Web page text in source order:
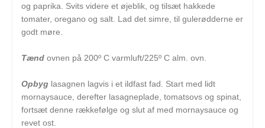
og paprika. Svits videre et øjeblik, og tilsæt hakkede
tomater, oregano og salt. Lad det simre, til gulerødderne er
godt møre.
Tænd ovnen på 200º C varmluft/225º C alm. ovn.
Opbyg lasagnen lagvis i et ildfast fad. Start med lidt
mornaysauce, derefter lasagneplade, tomatsovs og spinat,
fortsæt denne rækkefølge og slut af med mornaysauce og
revet ost.